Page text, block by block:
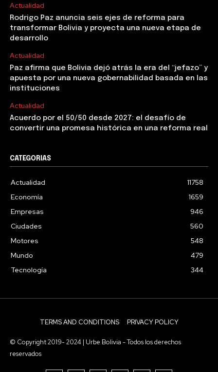
Actualidad
Rodrigo Paz anuncia seis ejes de reforma para
transformar Bolivia y proyecta una nueva etapa de
desarrollo
Actualidad
Paz afirma que Bolivia dejó atrás la era del “jefazo” y
apuesta por una nueva gobernabilidad basada en las
instituciones
Actualidad
Acuerdo por el 50/50 desde 2027: el desafío de
convertir una promesa histórica en una reforma real
CATEGORIAS
Actualidad
11758
Economía
1659
Empresas
946
Ciudades
560
Motores
548
Mundo
479
Tecnología
344
TERMS AND CONDITIONS PRIVACY POLICY
© Copyright 2019- 2024 | Urbe Bolivia - Todos los derechos
reservados